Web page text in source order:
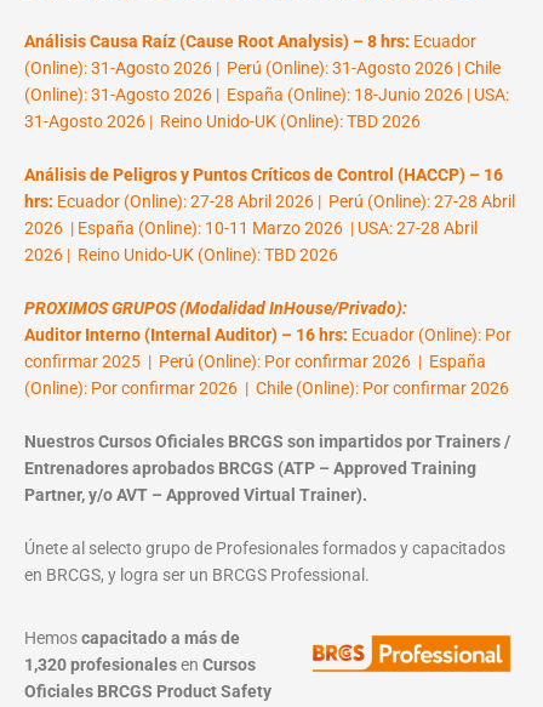
Análisis Causa Raíz (Cause Root Analysis) – 8 hrs: Ecuador
(Online): 31-Agosto 2026 | Perú (Online): 31-Agosto 2026 | Chile
(Online): 31-Agosto 2026 | España (Online): 18-Junio 2026 | USA:
31-Agosto 2026 | Reino Unido-UK (Online): TBD 2026
Análisis de Peligros y Puntos Críticos de Control (HACCP) – 16
hrs: Ecuador (Online): 27-28 Abril 2026 | Perú (Online): 27-28 Abril
2026 | España (Online): 10-11 Marzo 2026 | USA: 27-28 Abril
2026 | Reino Unido-UK (Online): TBD 2026
PROXIMOS GRUPOS (Modalidad InHouse/Privado):
Auditor Interno (Internal Auditor) – 16 hrs: Ecuador (Online): Por
confirmar 2025 | Perú (Online): Por confirmar 2026 | España
(Online): Por confirmar 2026 | Chile (Online): Por confirmar 2026
Nuestros Cursos Oficiales BRCGS son impartidos por Trainers /
Entrenadores aprobados BRCGS (ATP – Approved Training
Partner, y/o AVT – Approved Virtual Trainer).
Únete al selecto grupo de Profesionales formados y capacitados
en BRCGS, y logra ser un BRCGS Professional.
Hemoscapacitado a más de
1,320 profesionalesen Cursos
Oficiales BRCGS Product Safety